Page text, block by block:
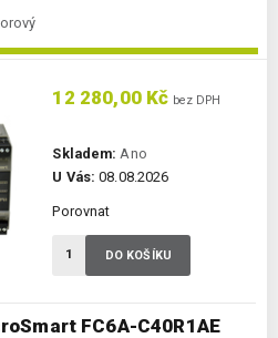
FC6A-C40R1AE
12 280,00 Kč bez DPH
Skladem: Ano
U Vás: 08.08.2026
Porovnat
DO KOŠÍKU